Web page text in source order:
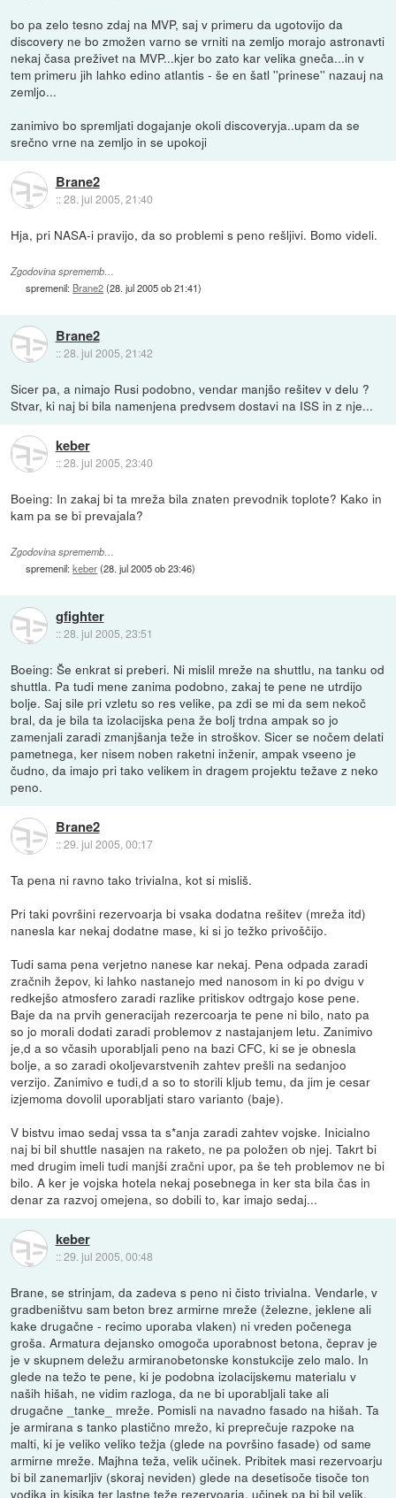
bo pa zelo tesno zdaj na MVP, saj v primeru da ugotovijo da
discovery ne bo zmožen varno se vrniti na zemljo morajo astronavti
nekaj časa preživet na MVP...kjer bo zato kar velika gneča...in v
tem primeru jih lahko edino atlantis - še en šatl ''prinese'' nazauj na
zemljo...
zanimivo bo spremljati dogajanje okoli discoveryja..upam da se
srečno vrne na zemljo in se upokoji
Brane2
::28. jul 2005, 21:40
Hja, pri NASA-i pravijo, da so problemi s peno rešljivi. Bomo videli.
Zgodovina sprememb…
spremenil: Brane2(28. jul 2005 ob 21:41)
Brane2
::28. jul 2005, 21:42
Sicer pa, a nimajo Rusi podobno, vendar manjšo rešitev v delu ?
Stvar, ki naj bi bila namenjena predvsem dostavi na ISS in z nje...
keber
::28. jul 2005, 23:40
Boeing: In zakaj bi ta mreža bila znaten prevodnik toplote? Kako in
kam pa se bi prevajala?
Zgodovina sprememb…
spremenil:keber(28. jul 2005 ob 23:46)
gfighter
::28. jul 2005, 23:51
Boeing: Še enkrat si preberi. Ni mislil mreže na shuttlu, na tanku od
shuttla. Pa tudi mene zanima podobno, zakaj te pene ne utrdijo
bolje. Saj sile pri vzletu so res velike, pa zdi se mi da sem nekoč
bral, da je bila ta izolacijska pena že bolj trdna ampak so jo
zamenjali zaradi zmanjšanja teže in stroškov. Sicer se nočem delati
pametnega, ker nisem noben raketni inženir, ampak vseeno je
čudno, da imajo pri tako velikem in dragem projektu težave z neko
peno.
Brane2
::29. jul 2005, 00:17
Ta pena ni ravno tako trivialna, kot si misliš.
Pri taki površini rezervoarja bi vsaka dodatna rešitev (mreža itd)
nanesla kar nekaj dodatne mase, ki si jo težko privoščijo.
Tudi sama pena verjetno nanese kar nekaj. Pena odpada zaradi
zračnih žepov, ki lahko nastanejo med nanosom in ki po dvigu v
redkejšo atmosfero zaradi razlike pritiskov odtrgajo kose pene.
Baje da na prvih generacijah rezercoarja te pene ni bilo, nato pa
so jo morali dodati zaradi problemov z nastajanjem letu. Zanimivo
je,d a so včasih uporabljali peno na bazi CFC, ki se je obnesla
bolje, a so zaradi okoljevarstvenih zahtev prešli na sedanjoo
verzijo. Zanimivo e tudi,d a so to storili kljub temu, da jim je cesar
izjemoma dovolil uporabljati staro varianto (baje).
V bistvu imao sedaj vssa ta s*anja zaradi zahtev vojske. Inicialno
naj bi bil shuttle nasajen na raketo, ne pa položen ob njej. Takrt bi
med drugim imeli tudi manjši zračni upor, pa še teh problemov ne bi
bilo. A ker je vojska hotela nekaj posebnega in ker sta bila čas in
denar za razvoj omejena, so dobili to, kar imajo sedaj...
keber
::29. jul 2005, 00:48
Brane, se strinjam, da zadeva s peno ni čisto trivialna. Vendarle, v
gradbeništvu sam beton brez armirne mreže (železne, jeklene ali
kake drugačne - recimo uporaba vlaken) ni vreden počenega
groša. Armatura dejansko omogoča uporabnost betona, čeprav je
je v skupnem deležu armiranobetonske konstukcije zelo malo. In
glede na težo te pene, ki je podobna izolacijskemu materialu v
naših hišah, ne vidim razloga, da ne bi uporabljali take ali
drugačne _tanke_ mreže. Pomisli na navadno fasado na hišah. Ta
je armirana s tanko plastično mrežo, ki preprečuje razpoke na
malti, ki je veliko veliko težja (glede na površino fasade) od same
armirne mreže. Majhna teža, velik učinek. Pribitek masi rezervoarju
bi bil zanemarljiv (skoraj neviden) glede na desetisoče tisoče ton
vodika in kisika ter lastne teže rezervoarja, učinek pa bi bil velik.